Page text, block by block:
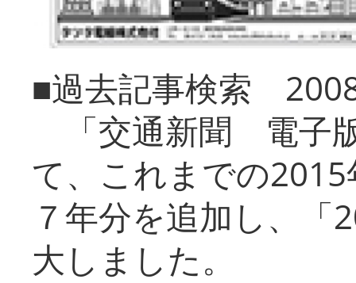
■過去記事検索
「交通新聞 電子
て、これまでの
７年分を追加し、「
大しまし